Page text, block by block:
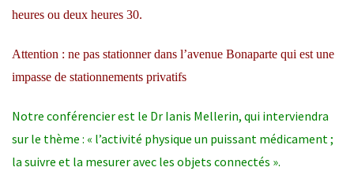
heures ou deux heures 30.
Attention : ne pas stationner dans l’avenue Bonaparte qui est une
impasse de stationnements privatifs
Notre conférencier est le Dr Ianis Mellerin, qui interviendra
sur le thème : « l’activité physique un puissant médicament ;
la suivre et la mesurer avec les objets connectés ».